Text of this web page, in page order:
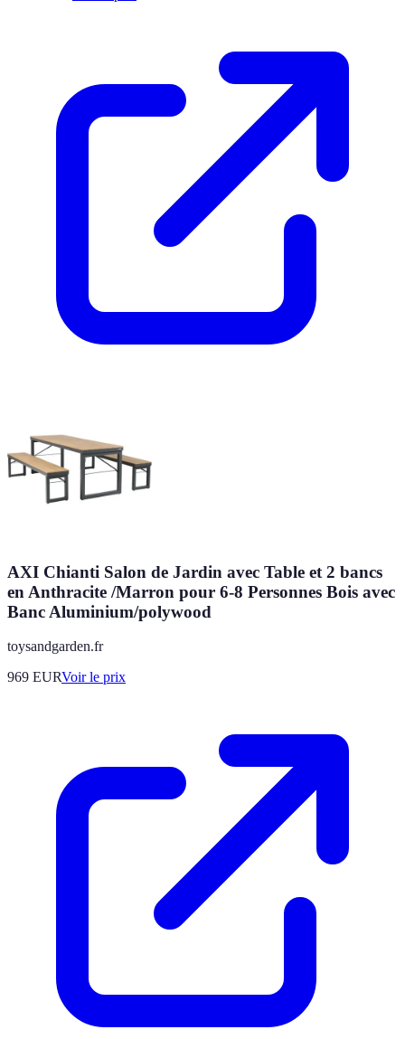
AXI Chianti Salon de Jardin avec Table et 2 bancs
en Anthracite /Marron pour 6-8 Personnes Bois avec
Banc Aluminium/polywood
toysandgarden.fr
969 EURVoir le prix